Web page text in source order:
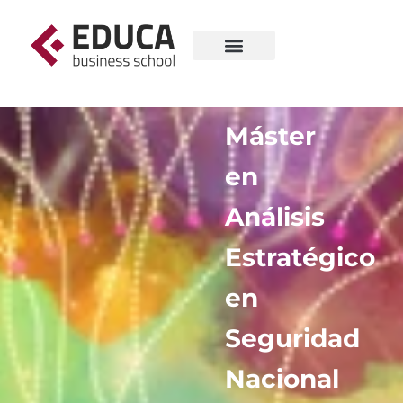
Máster
en
Análisis
Estratégico
en
Seguridad
Nacional